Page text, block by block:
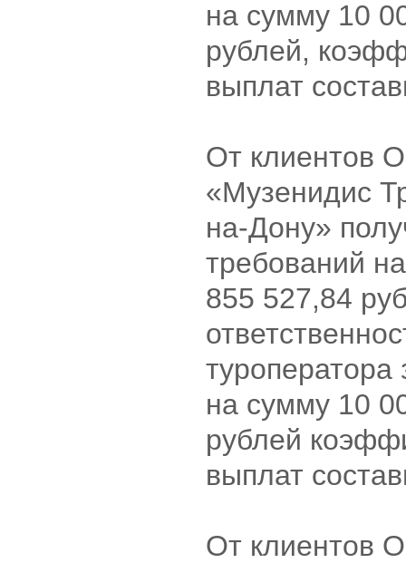
на сумму 10
рублей,
выплат
От клиентов
«Музенидис
на-Дону»
требований
855 527,84
туроператора
на сумму 10
рублей
выплат
От клиентов